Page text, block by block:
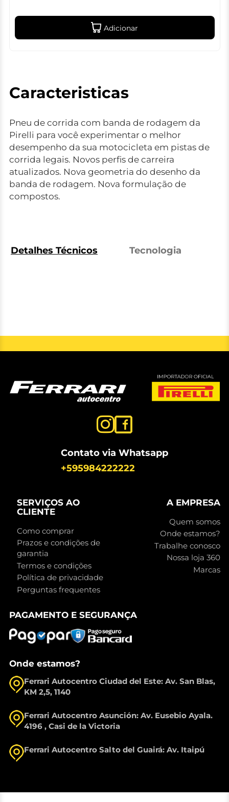
Adicionar
Caracteristicas
Pneu de corrida com banda de rodagem da
Pirelli para você experimentar o melhor
desempenho da sua motocicleta em pistas de
corrida legais. Novos perfis de carreira
atualizados. Nova geometria do desenho da
banda de rodagem. Nova formulação de
compostos.
Detalhes Técnicos Tecnologia
Contato via Whatsapp
+595984222222
SERVIÇOS AO
CLIENTE
Como comprar
Prazos e condições de
garantia
Termos e condições
Política de privacidade
Perguntas frequentes
A EMPRESA
Quem somos
Onde estamos?
Trabalhe conosco
Nossa loja 360
Marcas
PAGAMENTO E SEGURANÇA
Onde estamos?
Ferrari Autocentro Ciudad del Este: Av. San Blas,
KM 2,5, 1140
Ferrari Autocentro Asunción: Av. Eusebio Ayala.
4196 , Casi de la Victoria
Ferrari Autocentro Salto del Guairá: Av. Itaipú